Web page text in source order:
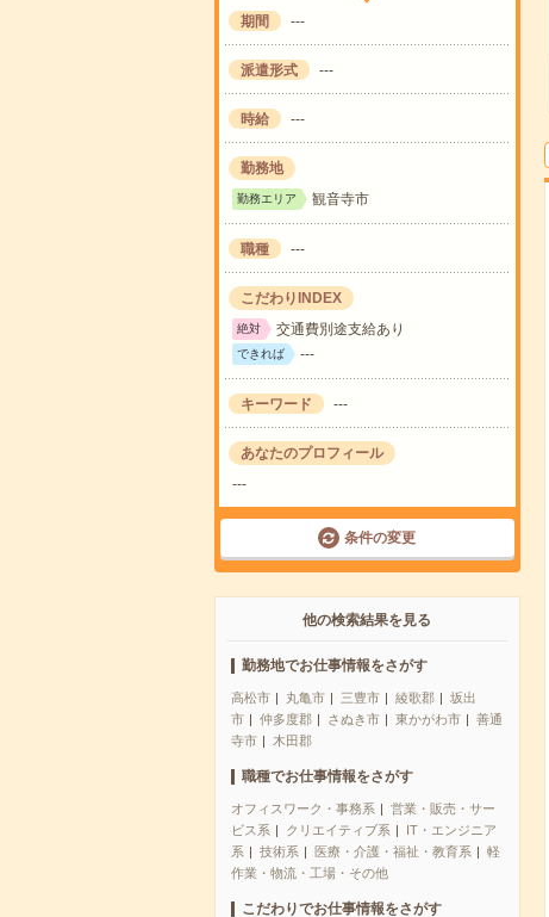
期間 ---
派遣形式 ---
時給 ---
勤務地
勤務エリア 観音寺市
職種 ---
こだわりINDEX
絶対 交通費別途支給あり
できれば ---
キーワード ---
あなたのプロフィール
---
条件の変更
他の検索結果を見る
勤務地でお仕事情報をさがす
高松市 丸亀市 三豊市 綾歌郡
坂出
市
仲多度郡 さぬき市 東かがわ市
善通
寺市
木田郡
職種でお仕事情報をさがす
オフィスワーク・事務系
営業・販売・サー
ビス系
クリエイティブ系
IT・エンジニア
系
技術系 医療・介護・福祉・教育系
軽
作業・物流・工場・その他
こだわりでお仕事情報をさがす